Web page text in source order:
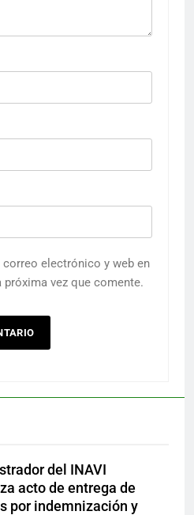
correo electrónico y web en
próxima vez que comente.
del INAVI
acto de entrega de
por indemnización y